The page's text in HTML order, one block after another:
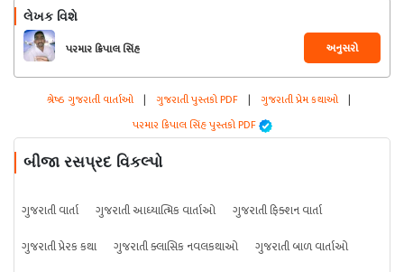
લેખક વિશે
પરમાર ક્રિપાલ સિંહ અનુસરો
શ્રેષ્ઠ ગુજરાતી વાર્તાઓ | ગુજરાતી પુસ્તકો PDF | ગુજરાતી પ્રેમ કથાઓ |
પરમાર ક્રિપાલ સિંહ પુસ્તકો PDF
બીજા રસપ્રદ વિકલ્પો
ગુજરાતી વાર્તા ગુજરાતી આધ્યાત્મિક વાર્તાઓ
ગુજરાતી ફિક્શન વાર્તા
ગુજરાતી પ્રેરક કથા
ગુજરાતી ક્લાસિક નવલકથાઓ
ગુજરાતી બાળ વાર્તાઓ